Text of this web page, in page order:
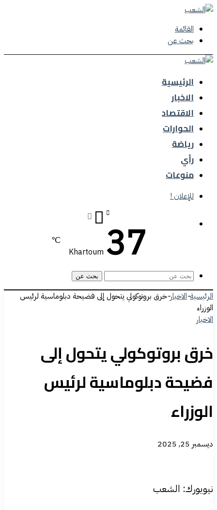
القائمة
بحث عن
الرئيسية
الاخبار
الاقتصاد
الحوارات
رياضة
رأي
منوعات
للإعلان !
Khartoum 37
℃
بحث عن
الرئيسية-الاخبار-خرق بروتوكولي يتحول إلى فضيحة دبلوماسية لرئيس
الوزراء
الاخبار
خرق بروتوكولي يتحول إلى
فضيحة دبلوماسية لرئيس
الوزراء
ديسمبر 25, 2025
نيويورك: الشعب